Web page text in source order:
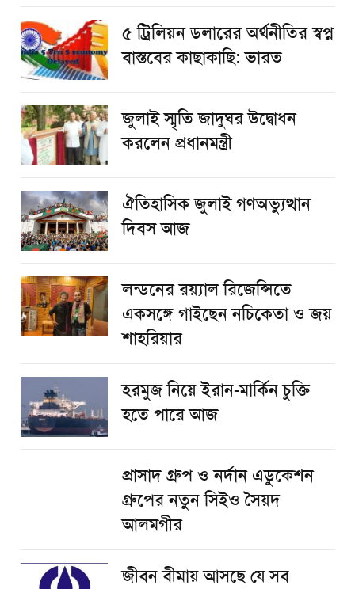
৫ ট্রিলিয়ন ডলারের অর্থনীতির স্বপ্ন
বাস্তবের কাছাকাছি: ভারত
জুলাই স্মৃতি জাদুঘর উদ্বোধন
করলেন প্রধানমন্ত্রী
ঐতিহাসিক জুলাই গণঅভ্যুত্থান
দিবস আজ
লন্ডনের রয়্যাল রিজেন্সিতে
একসঙ্গে গাইছেন নচিকেতা ও জয়
শাহরিয়ার
হরমুজ নিয়ে ইরান-মার্কিন চুক্তি
হতে পারে আজ
প্রাসাদ গ্রুপ ও নর্দান এডুকেশন
গ্রুপের নতুন সিইও সৈয়দ
আলমগীর
জীবন বীমায় আসছে যে সব